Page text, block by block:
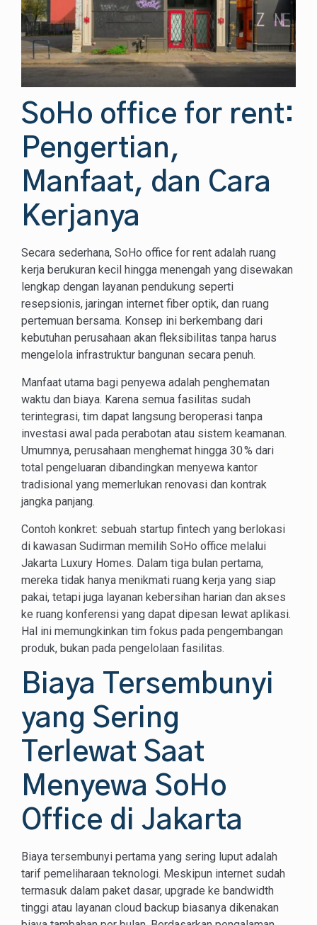
SoHo office for rent:
Pengertian,
Manfaat, dan Cara
Kerjanya
Secara sederhana, SoHo office for rent adalah ruang
kerja berukuran kecil hingga menengah yang disewakan
lengkap dengan layanan pendukung seperti
resepsionis, jaringan internet fiber optik, dan ruang
pertemuan bersama. Konsep ini berkembang dari
kebutuhan perusahaan akan fleksibilitas tanpa harus
mengelola infrastruktur bangunan secara penuh.
Manfaat utama bagi penyewa adalah penghematan
waktu dan biaya. Karena semua fasilitas sudah
terintegrasi, tim dapat langsung beroperasi tanpa
investasi awal pada perabotan atau sistem keamanan.
Umumnya, perusahaan menghemat hingga 30 % dari
total pengeluaran dibandingkan menyewa kantor
tradisional yang memerlukan renovasi dan kontrak
jangka panjang.
Contoh konkret: sebuah startup fintech yang berlokasi
di kawasan Sudirman memilih SoHo office melalui
Jakarta Luxury Homes. Dalam tiga bulan pertama,
mereka tidak hanya menikmati ruang kerja yang siap
pakai, tetapi juga layanan kebersihan harian dan akses
ke ruang konferensi yang dapat dipesan lewat aplikasi.
Hal ini memungkinkan tim fokus pada pengembangan
produk, bukan pada pengelolaan fasilitas.
Biaya Tersembunyi
yang Sering
Terlewat Saat
Menyewa SoHo
Office di Jakarta
Biaya tersembunyi pertama yang sering luput adalah
tarif pemeliharaan teknologi. Meskipun internet sudah
termasuk dalam paket dasar, upgrade ke bandwidth
tinggi atau layanan cloud backup biasanya dikenakan